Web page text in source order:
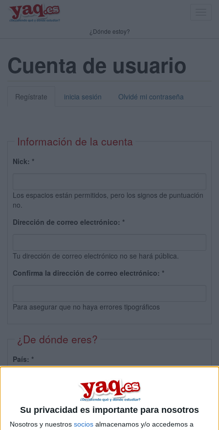
Su privacidad es importante para nosotros
Nosotros y nuestros socios almacenamos y/o accedemos a
¿Dónde estoy?
Cuenta de usuario
Regístrate inicia sesión Olvidé mi contraseña
Información de la cuenta
Nick: *
Los espacios están permitidos, pero los signos de puntuación
no.
Dirección de correo electrónico: *
Tu dirección de correo electrónico no se hará pública.
Confirma la dirección de correo electrónico: *
Para asegurar que no haya errores tipográficos
¿De dónde eres?
País: *